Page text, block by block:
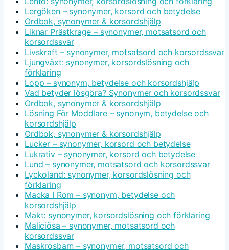
Lergöken – synonymer, korsord och betydelse
Ordbok, synonymer & korsordshjälp
Liknar Prästkrage – synonymer, motsatsord och
korsordssvar
Livskraft – synonymer, motsatsord och korsordssvar
Ljungväxt: synonymer, korsordslösning och
förklaring
Lopp – synonym, betydelse och korsordshjälp
Vad betyder lösgöra? Synonymer och korsordssvar
Ordbok, synonymer & korsordshjälp
Lösning För Moddlare – synonym, betydelse och
korsordshjälp
Ordbok, synonymer & korsordshjälp
Lucker – synonymer, korsord och betydelse
Lukrativ – synonymer, korsord och betydelse
Lund – synonymer, motsatsord och korsordssvar
Lyckoland: synonymer, korsordslösning och
förklaring
Macka I Rom – synonym, betydelse och
korsordshjälp
Makt: synonymer, korsordslösning och förklaring
Maliciösa – synonymer, motsatsord och
korsordssvar
Maskrosbarn – synonymer, motsatsord och